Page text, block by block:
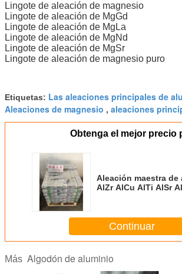
Lingote de aleación de magnesio
Lingote de aleación de MgGd
Lingote de aleación de MgLa
Lingote de aleación de MgNd
Lingote de aleación de MgSr
Lingote de aleación de magnesio puro
Etiquetas: Las aleaciones principales de
Aleaciones de magnesio , aleaciones
Obtenga el mejor precio
Aleación maestra de
AlZr AlCu AlTi AlSr
Continuar
Más Algodón de aluminio